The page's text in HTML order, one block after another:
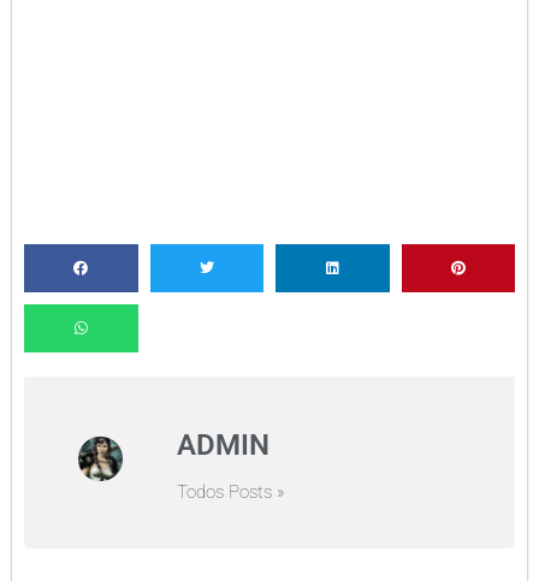
ADMIN
Todos Posts »